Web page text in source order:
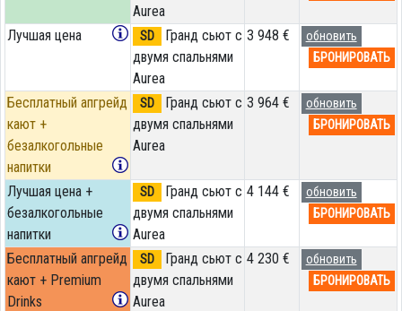
Aurea
Лучшая цена SD
Гранд сьют с
двумя спальнями
Aurea
3 948 €
обновить
БРОНИРОВАТЬ
Бесплатный апгрейд
кают +
безалкогольные
напитки
SD
Гранд сьют с
двумя спальнями
Aurea
3 964 €
обновить
БРОНИРОВАТЬ
Лучшая цена +
безалкогольные
напитки
SD
Гранд сьют с
двумя спальнями
Aurea
4 144 €
обновить
БРОНИРОВАТЬ
Бесплатный апгрейд
кают + Premium
Drinks
SD
Гранд сьют с
двумя спальнями
Aurea
4 230 €
обновить
БРОНИРОВАТЬ